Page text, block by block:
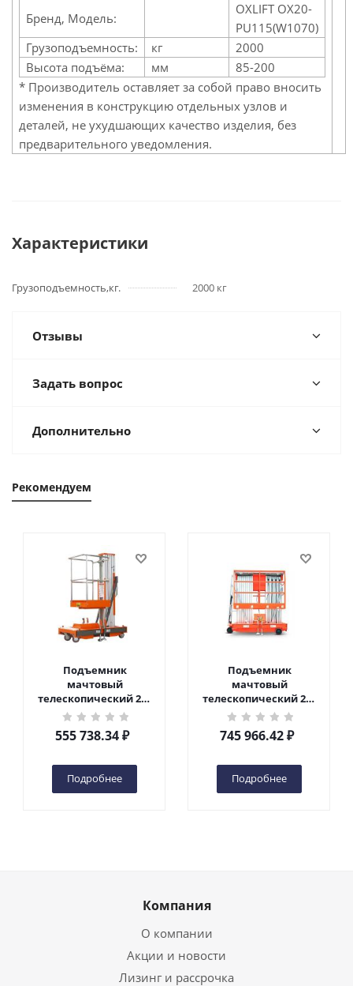
Бренд, Модель:
OXLIFT OX20-
PU115(W1070)
Грузоподъемность:
кг
2000
Высота подъёма:
мм
85-200
* Производитель оставляет за собой право вносить
изменения в конструкцию отдельных узлов и
деталей, не ухудшающих качество изделия, без
предварительного уведомления.
Характеристики
Грузоподъемность,кг. 2000 кг
Отзывы
Задать вопрос
Дополнительно
Рекомендуем
Подъемник
мачтовый
телескопический 200
кг 6 м TOR GTWY6-200S
DC 2-мачтовый
(автономный) (G) в
555 738.34₽
Подробнее
Подъемник
мачтовый
телескопический 200
кг 10 м TOR GTWY10-
200S DC 2-мачтовый
(автономный) (N) в
745 966.42₽
Подробнее
Компания
О компании
Акции и новости
Лизинг и рассрочка